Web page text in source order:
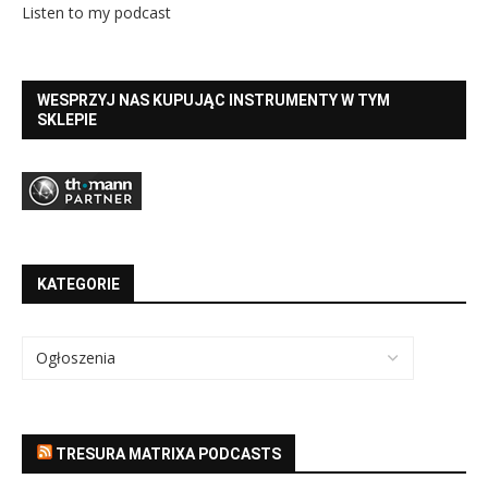
Listen to my podcast
WESPRZYJ NAS KUPUJĄC INSTRUMENTY W TYM
SKLEPIE
KATEGORIE
TRESURA MATRIXA PODCASTS